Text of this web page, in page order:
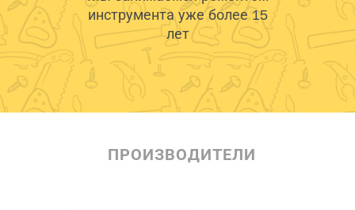
инструмента уже более 15
лет
ПРОИЗВОДИТЕЛИ